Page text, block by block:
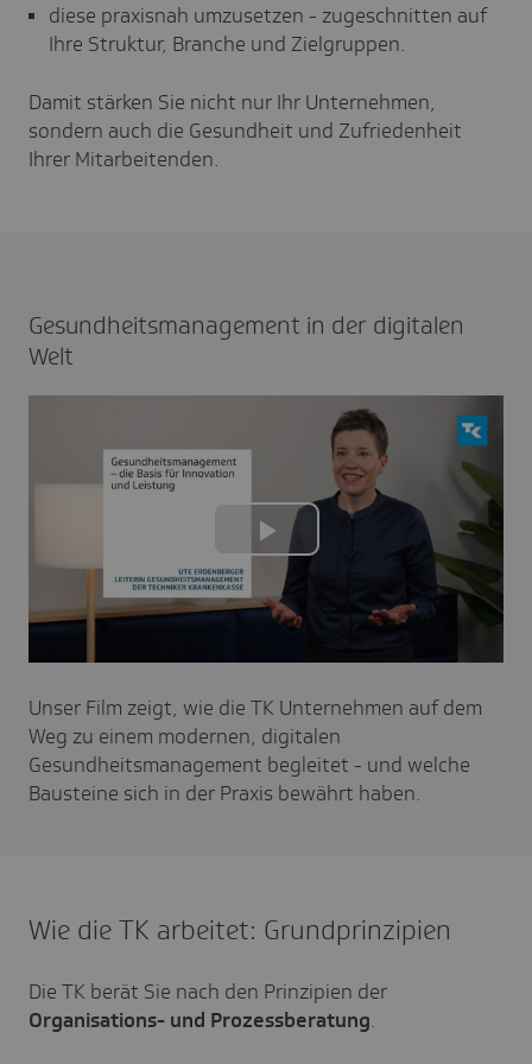
diese praxisnah umzusetzen - zugeschnitten auf
Ihre Struktur, Branche und Zielgruppen.
Damit stärken Sie nicht nur Ihr Unternehmen,
sondern auch die Gesundheit und Zufriedenheit
Ihrer Mitarbeitenden.
Gesund­heits­ma­nage­ment in der digi­talen
Welt
Play
Video
Unser Film zeigt, wie die TK Unternehmen auf dem
Weg zu einem modernen, digitalen
Gesundheitsmanagement begleitet - und welche
Bausteine sich in der Praxis bewährt haben.
Wie die TK arbeitet: Grundprinzipien
Die TK berät Sie nach den Prinzipien der
Organisations- und Prozessberatung.